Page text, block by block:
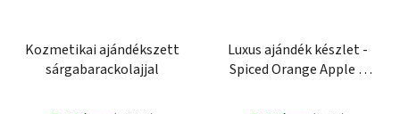
Kozmetikai ajándékszett
sárgabarackolajjal
Luxus ajándék készlet -
Spiced Orange Apple &